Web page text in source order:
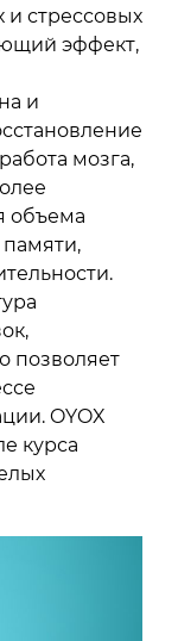
и стрессовых
эффект,
и
мозга,
объема
позволяет
OYOX
курса